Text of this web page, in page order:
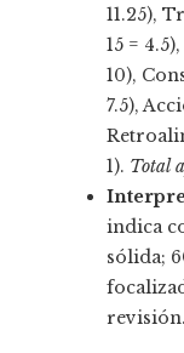
11.25),
15 =
10),
7.5),
1). Total
indica
sólida;
revisión.